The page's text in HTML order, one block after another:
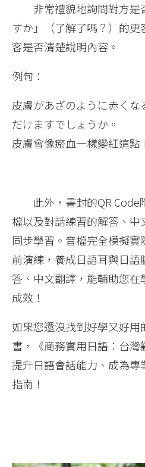
非常禮貌地詢問對方是
すか」（了解了嗎？）的
客是否清楚說明內容。
例句：
皮膚があざのように赤く
だけますでしょうか。
皮膚會像瘀血一樣變紅這點
此外，書封的QR Code
檔以及對話練習的解答、
同步學習。音檔完全模擬
前演練，養成日語耳與日
答、中文翻譯，能輔助您
成效！
如果您還沒找到好學又好用
書，《商務實用日語：台
提升日語會話能力、成為專
指南！